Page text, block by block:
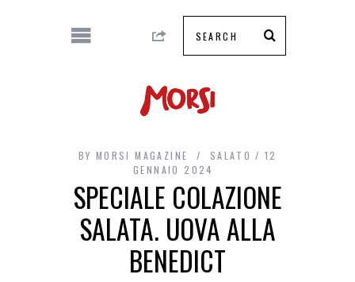
BY MORSI MAGAZINE SALATO
12
GENNAIO 2024
SPECIALE COLAZIONE
SALATA. UOVA ALLA
BENEDICT